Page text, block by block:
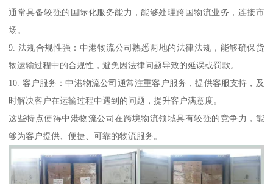
通常具备较强的国际化服务能力，能够处理跨国物流业务，连接市
场。
9. 法规合规性强：中港物流公司熟悉两地的法律法规，能够确保货
物运输过程中的合规性，避免因法律问题导致的延误或罚款。
10. 客户服务：中港物流公司通常注重客户服务，提供客服支持，及
时解决客户在运输过程中遇到的问题，提升客户满意度。
这些特点使得中港物流公司在跨境物流领域具有较强的竞争力，能
够为客户提供、便捷、可靠的物流服务。